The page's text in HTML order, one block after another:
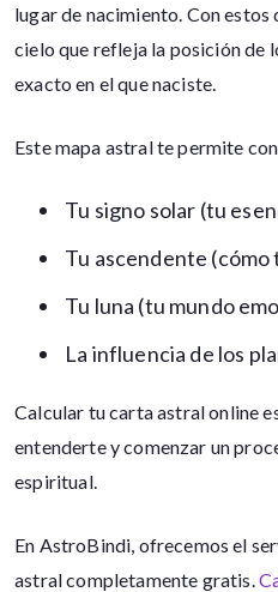
lugar de nacimiento. Con estos
cielo que refleja la posición de
exacto en el que naciste.
Este mapa astral te permite
Tu signo solar (tu
Tu ascendente
Tu luna (tu mundo
La influencia de los
Calcular tu carta astral online
entenderte y comenzar un
espiritual.
En AstroBindi, ofrecemos el
astral completamente gratis.